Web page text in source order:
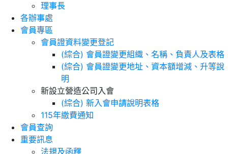
理事長
各辦事處
會員專區
會員證資料變更登記
(綜合) 會員證變更組織、名稱、負責人及表格
(綜合) 會員證變更地址、資本額增減、升等說
明
新設立營造公司入會
(綜合) 新入會申請說明表格
115年繳費通知
會員查詢
重要訊息
法規及函釋